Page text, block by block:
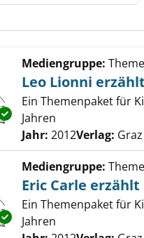
springen
Exemplar-Details von
Mediengruppe:
Leo Lionni erzählt
Ein Themenpaket für
Jahren
Suche nach diesem
Jahr: 2012Verlag: Graz
Exemplar-Details von
Mediengruppe:
Eric Carle erzählt
Ein Themenpaket für
Jahren